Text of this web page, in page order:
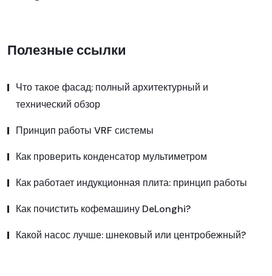
Полезные ссылки
Что такое фасад: полный архитектурный и
технический обзор
Принцип работы VRF системы
Как проверить конденсатор мультиметром
Как работает индукционная плита: принцип работы
Как почистить кофемашину DeLonghi?
Какой насос лучше: шнековый или центробежный?